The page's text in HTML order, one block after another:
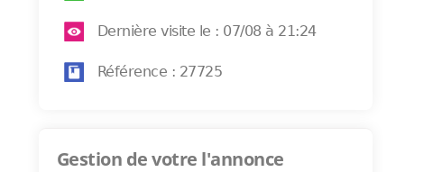
Dernière visite le : 07/08 à 21:24
Référence : 27725
Gestion de votre l'annonce